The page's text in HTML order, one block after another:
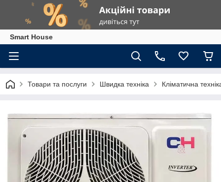
Smart House
Товари та послуги Швидка техніка Кліматична